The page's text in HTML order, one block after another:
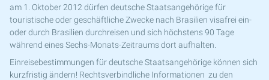
am 1. Oktober 2012 dürfen deutsche Staatsangehörige für
touristische oder geschäftliche Zwecke nach Brasilien visafrei ein-
oder durch Brasilien durchreisen und sich höchstens 90 Tage
während eines Sechs-Monats-Zeitraums dort aufhalten.
Einreisebestimmungen für deutsche Staatsangehörige können sich
kurzfristig ändern! Rechtsverbindliche Informationen zu den